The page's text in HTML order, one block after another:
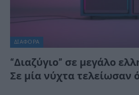
ΔΙΆΦΟΡΑ
“Διαζύγιο” σε μεγάλο
Σε μία νύχτα τελείωσαν